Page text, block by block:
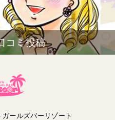
コミ投稿
ールズバーリゾート